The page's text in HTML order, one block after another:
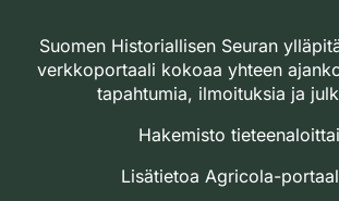
Suomen Historiallisen Seuran
verkkoportaali kokoaa yhteen
tapahtumia, ilmoituksia ja
Hakemisto
Lisätietoa Agricola-